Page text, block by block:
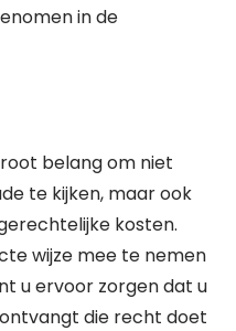
in de
belang om niet
te kijken, maar ook
kosten.
wijze mee te nemen
u ervoor zorgen dat u
die recht doet